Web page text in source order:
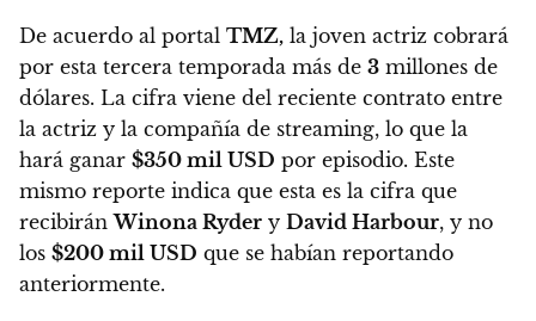
De acuerdo al portal TMZ, la joven actriz cobrará
por esta tercera temporada más de 3 millones de
dólares. La cifra viene del reciente contrato entre
la actriz y la compañía de streaming, lo que la
hará ganar $350 mil USD por episodio. Este
mismo reporte indica que esta es la cifra que
recibiránWinona Ryder y David Harbour, y no
los $200 mil USD que se habían reportando
anteriormente.